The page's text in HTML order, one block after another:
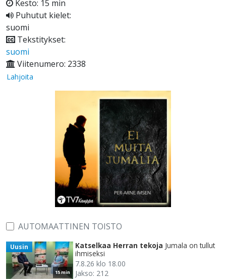
Kesto: 15 min
Puhutut kielet:
suomi
Tekstitykset:
suomi
Viitenumero: 2338
Lahjoita
AUTOMAATTINEN TOISTO
15 min
Uusin Katselkaa Herran tekoja Jumala on tullut
ihmiseksi
7.8.26 klo 18.00
Jakso: 212